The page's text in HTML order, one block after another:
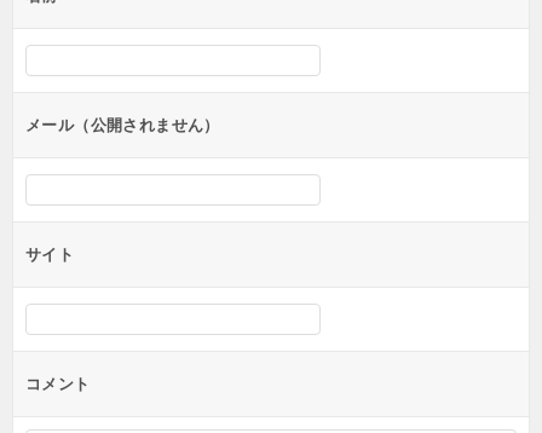
ー
シ
ンメール（公開されません）
サイト
コメント